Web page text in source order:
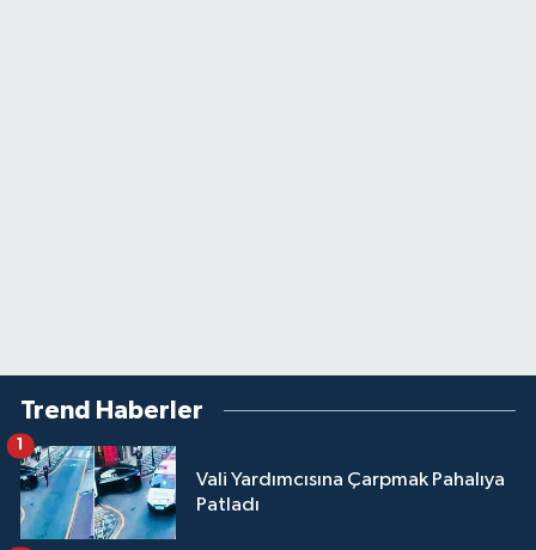
Trend Haberler
Vali Yardımcısına Çarpmak Pahalıya
Patladı